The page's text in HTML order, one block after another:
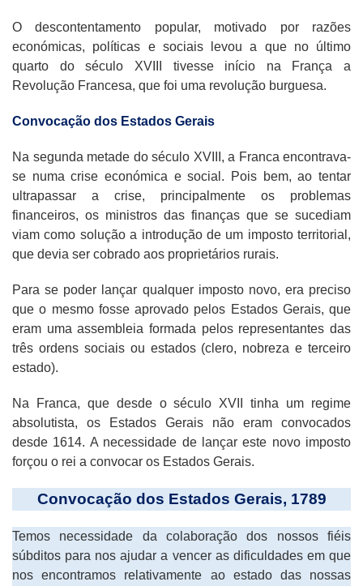
O descontentamento popular, motivado por razões
económicas, políticas e sociais levou a que no último
quarto do século XVIII tivesse início na França a
Revolução Francesa, que foi uma revolução burguesa.
Convocação dos Estados Gerais
Na segunda metade do século XVIII, a Franca encontrava-
se numa crise económica e social. Pois bem, ao tentar
ultrapassar a crise, principalmente os problemas
financeiros, os ministros das finanças que se sucediam
viam como solução a introdução de um imposto territorial,
que devia ser cobrado aos proprietários rurais.
Para se poder lançar qualquer imposto novo, era preciso
que o mesmo fosse aprovado pelos Estados Gerais, que
eram uma assembleia formada pelos representantes das
três ordens sociais ou estados (clero, nobreza e terceiro
estado).
Na Franca, que desde o século XVII tinha um regime
absolutista, os Estados Gerais não eram convocados
desde 1614. A necessidade de lançar este novo imposto
forçou o rei a convocar os Estados Gerais.
Convocação dos Estados Gerais, 1789
Temos necessidade da colaboração dos nossos fiéis
súbditos para nos ajudar a vencer as dificuldades em que
nos encontramos relativamente ao estado das nossas